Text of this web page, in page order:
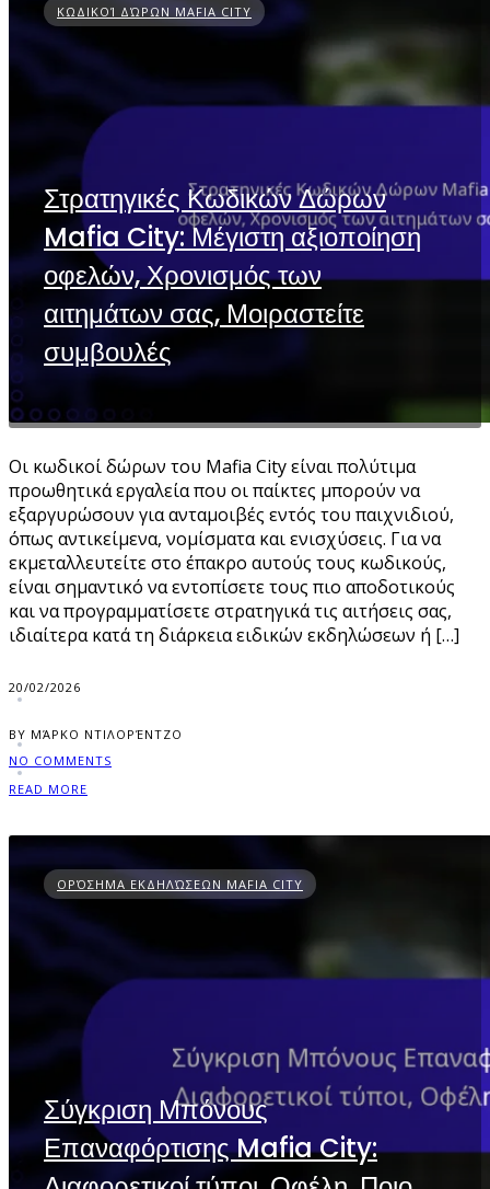
ΚΩΔΙΚΟΊ ΔΏΡΩΝ MAFIA CITY
Στρατηγικές Κωδικών Δώρων
Mafia City: Μέγιστη αξιοποίηση
οφελών, Χρονισμός των
αιτημάτων σας, Μοιραστείτε
συμβουλές
Οι κωδικοί δώρων του Mafia City είναι πολύτιμα
προωθητικά εργαλεία που οι παίκτες μπορούν να
εξαργυρώσουν για ανταμοιβές εντός του παιχνιδιού,
όπως αντικείμενα, νομίσματα και ενισχύσεις. Για να
εκμεταλλευτείτε στο έπακρο αυτούς τους κωδικούς,
είναι σημαντικό να εντοπίσετε τους πιο αποδοτικούς
και να προγραμματίσετε στρατηγικά τις αιτήσεις σας,
ιδιαίτερα κατά τη διάρκεια ειδικών εκδηλώσεων ή […]
20/02/2026
BY ΜΆΡΚΟ ΝΤΙΛΟΡΈΝΤΖΟ
NO COMMENTS
READ MORE
ΟΡΌΣΗΜΑ ΕΚΔΗΛΏΣΕΩΝ MAFIA CITY
Σύγκριση Μπόνους
Επαναφόρτισης Mafia City: